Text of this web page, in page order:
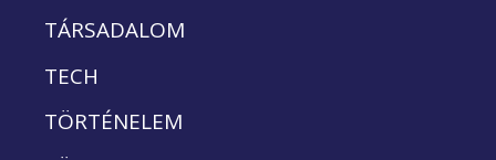
TÁRSADALOM
TECH
TÖRTÉNELEM